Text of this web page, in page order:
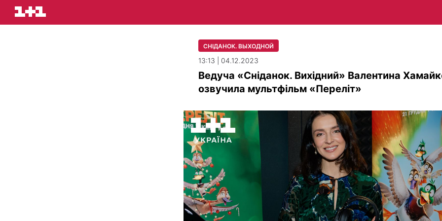
СНІДАНОК. ВЫХОДНОЙ
13:13 | 04.12.2023
Ведуча «Сніданок. Вихідний» Валентина
озвучила мультфільм «Переліт»